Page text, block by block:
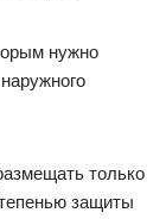
нужно
только
защиты